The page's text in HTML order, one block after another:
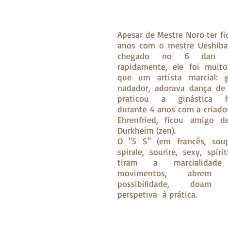
Apesar de Mestre Noro ter
anos com o mestre
chegado no 6 dan
rapidamente, ele foi
que um artista marcial:
nadador, adorava dança de
praticou a ginástica
durante 4 anos com a
Ehrenfried, ficou amigo
Durkheim (zen).
O "5 S" (em francês,
spirale, sourire, sexy,
tiram a
movimentos, abrem
possibilidade, doam
perspetiva à prática.